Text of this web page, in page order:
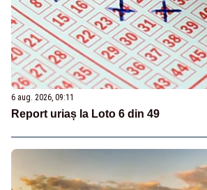
6 aug. 2026, 09:11
Report uriaș la Loto 6 din 49